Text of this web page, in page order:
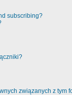
subscribing?
związanych z tym